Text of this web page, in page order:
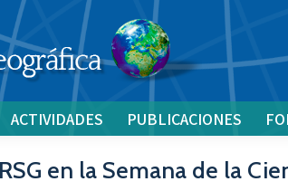
ACTIVIDADES PUBLICACIONES
en la Semana de la